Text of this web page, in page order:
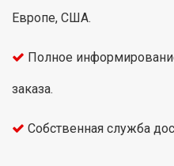
Европе, США.
Полное
заказа.
Собственная служба